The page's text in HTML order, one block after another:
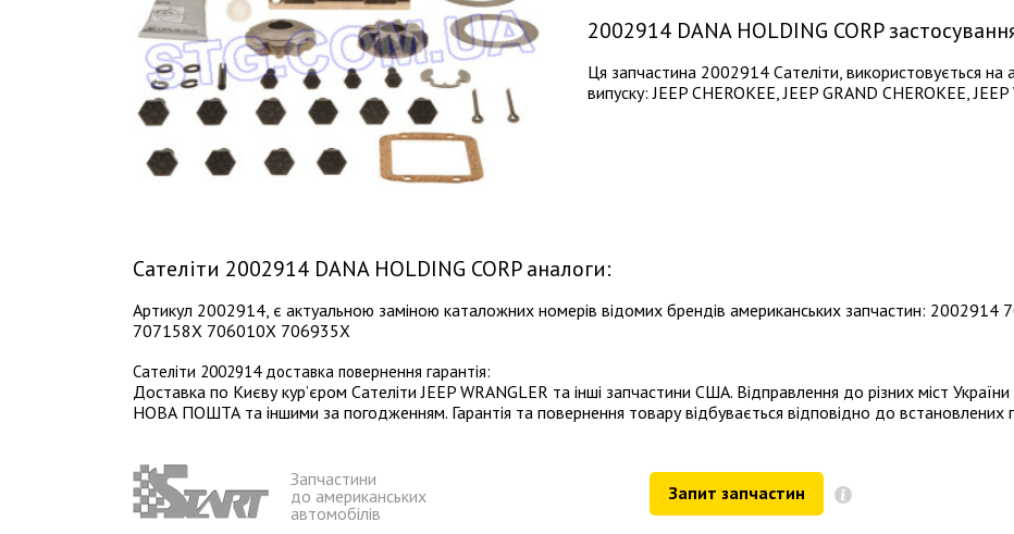
2002914 DANA HOLDING CORP
Ця запчастина 2002914 Сателіти, використовується на
випуску: JEEP CHEROKEE, JEEP GRAND CHEROKEE,
Сателіти 2002914 DANA HOLDING CORP аналоги:
Артикул 2002914, є актуальною заміною каталожних номерів відомих брендів американських запчастин:
707158X 706010X 706935X
Сателіти 2002914 доставка повернення гарантія:
Доставка по Києву кур’єром Сателіти JEEP WRANGLER та інші запчастини США. Відправлення до різних міст
НОВА ПОШТА та іншими за погодженням. Гарантія та повернення товару відбувається відповідно до встановлених
Запчастини
до американських
автомобілів
Запит запчастин